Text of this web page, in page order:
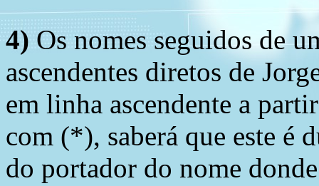
4) Os nomes seguidos de
ascendentes diretos de
em linha ascendente a
com (*), saberá que este é
do portador do nome